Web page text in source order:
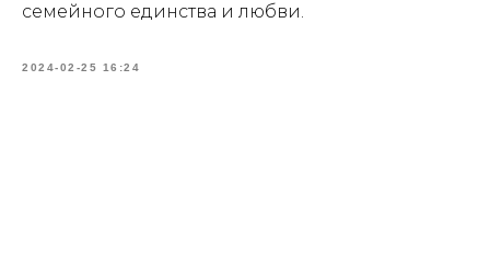
семейного единства и любви.
2024-02-25 16:24